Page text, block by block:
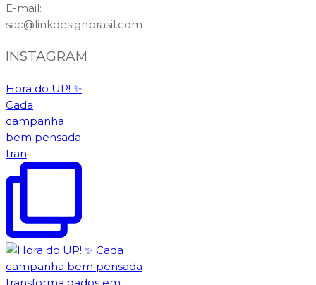
E-mail:
sac@linkdesignbrasil.com
INSTAGRAM
Hora do UP! ✨️
Cada
campanha
bem pensada
tran